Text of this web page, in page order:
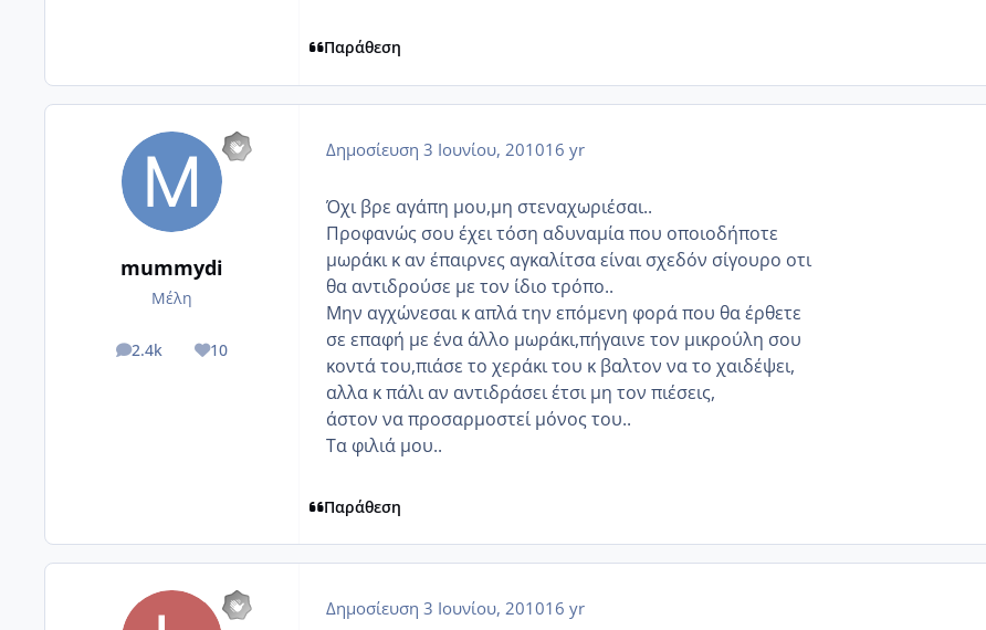
Παράθεση
mummydi
Μέλη
2.4k
posts 10
Reputation
Δημοσίευση 3 Ιουνίου, 201016 yr
Όχι βρε αγάπη μου,μη στεναχωριέσαι..
Προφανώς σου έχει τόση αδυναμία που οποιοδήποτε
μωράκι κ αν έπαιρνες αγκαλίτσα είναι σχεδόν σίγουρο οτι
θα αντιδρούσε με τον ίδιο τρόπο..
Μην αγχώνεσαι κ απλά την επόμενη φορά που θα έρθετε
σε επαφή με ένα άλλο μωράκι,πήγαινε τον μικρούλη σου
κοντά του,πιάσε το χεράκι του κ βαλτον να το χαιδέψει,
αλλα κ πάλι αν αντιδράσει έτσι μη τον πιέσεις,
άστον να προσαρμοστεί μόνος του..
Τα φιλιά μου..
Παράθεση
Δημοσίευση 3 Ιουνίου, 201016 yr